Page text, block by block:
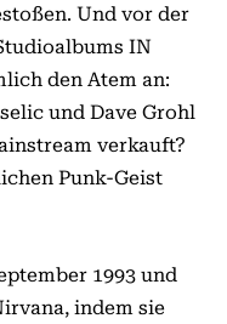
Und vor der
IN
den Atem an:
und Dave Grohl
verkauft?
Punk-Geist
1993 und
indem sie